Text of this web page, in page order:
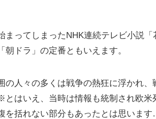
まってしまったNHK連続テレビ小説
ドラ」の定番ともいえます。
の人々の多くは戦争の熱狂に浮かれ
はいえ、当時は情報も統制され欧米
を括れない部分もあったとは思います